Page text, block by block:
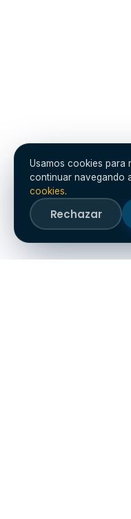
Usamos cookies para
continuar navegando
cookies.
Rechazar